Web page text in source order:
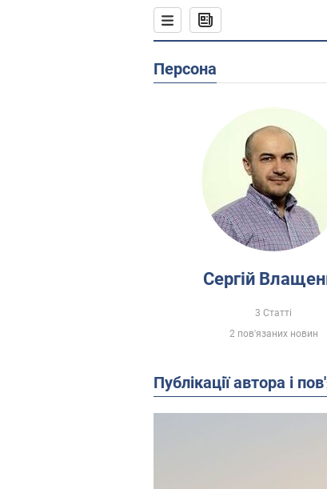
Персона
Сергій
3 Статті
2 пов'язаних новин
Публікації автора і